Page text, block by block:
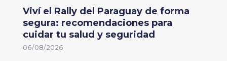
Viví el Rally del Paraguay de forma
segura: recomendaciones para
cuidar tu salud y seguridad
06/08/2026